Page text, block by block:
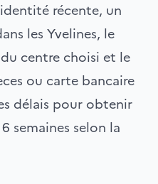
récente, un
les Yvelines, le
centre choisi et le
ou carte bancaire
délais pour obtenir
semaines selon la